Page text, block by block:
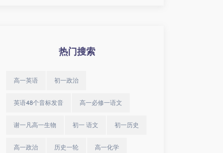
热门搜索
高一英语 初一政治
英语48个音标发音 高一必修一语文
谢一凡高一生物 初一 语文 初一历史
高一政治 历史一轮 高一化学